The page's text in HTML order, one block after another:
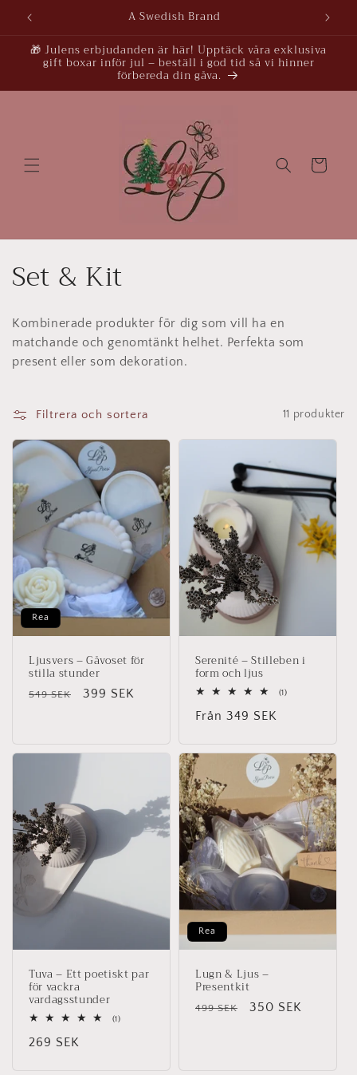
vidare
till
A Swedish Brand
🎁 Julens erbjudanden är här! Upptäck våra exklusiva
gift boxar inför jul – beställ i god tid så vi hinner
förbereda din gåva.
Varukorg
P
r
o
d
u
k
t
s
e
r
i
e
Set & Kit
Kombinerade produkter för dig som vill ha en
matchande och genomtänkt helhet. Perfekta som
present eller som dekoration.
Filtrera och sortera 11 produkter
Rea
Ljusvers – Gåvoset för
stilla stunder
Ordinarie
549 SEK Försäljningspris
399 SEK
Serenité – Stilleben i
form och ljus
(1)1
Ordinarie
Från 349 SEK
Tuva – Ett poetiskt par
för vackra
vardagsstunder
(1)1
Ordinarie
269 SEK
Rea
Lugn & Ljus –
Presentkit
Ordinarie
499 SEK Försäljningspris
350 SEK